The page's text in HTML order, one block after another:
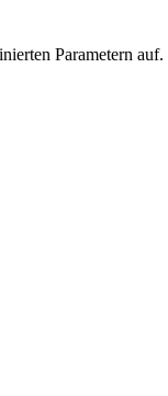
Parametern auf.